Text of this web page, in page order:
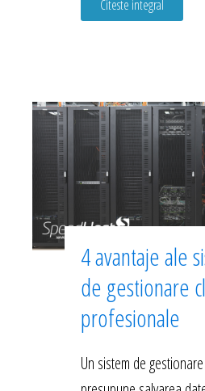
Citeste integral
4 avantaje ale
de gestionare
profesionale
Un sistem de